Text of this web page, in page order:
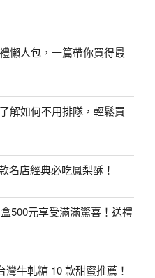
懶人包，一篇帶你買得最
解如何不用排隊，輕鬆買
名店經典必吃鳳梨酥！
500元享受滿滿驚喜！送禮
牛軋糖 10 款甜蜜推薦！